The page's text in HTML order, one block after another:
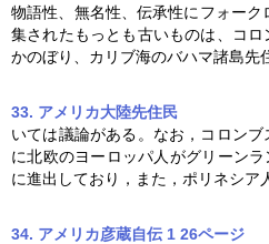
物語性、無名性、伝承性にフォー
集されたもっとも古いものは、
コロ
かのぼり、カリブ海のバハマ諸島先
33. アメリカ大陸先住民
いては議論がある。なお， コロンブ
に北欧のヨーロッパ人がグリーン
に進出しており，また，ポリネシア
34. アメリカ彦蔵自伝 1 26ページ